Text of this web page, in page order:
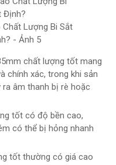
Chất Lượng Bi Sắt
- Ảnh 5
chất lượng tốt mang
chính xác, trong khi sản
âm thanh bị rè hoặc
tốt có độ bền cao,
có thể bị hỏng nhanh
tốt thường có giá cao